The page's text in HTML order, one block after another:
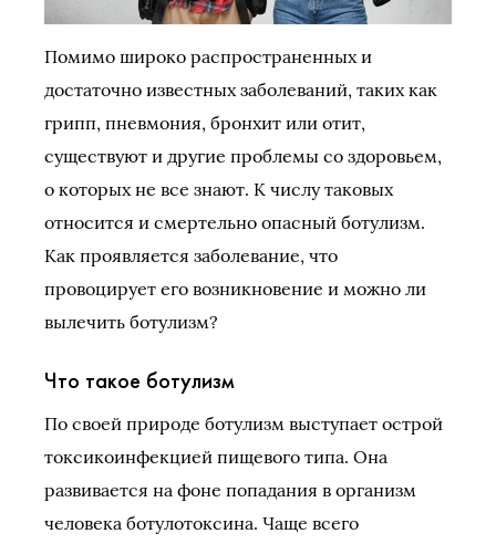
Помимо широко распространенных и
достаточно известных заболеваний, таких как
грипп, пневмония, бронхит или отит,
существуют и другие проблемы со здоровьем,
о которых не все знают. К числу таковых
относится и смертельно опасный ботулизм.
Как проявляется заболевание, что
провоцирует его возникновение и можно ли
вылечить ботулизм?
Что такое ботулизм
По своей природе ботулизм выступает острой
токсикоинфекцией пищевого типа. Она
развивается на фоне попадания в организм
человека ботулотоксина. Чаще всего